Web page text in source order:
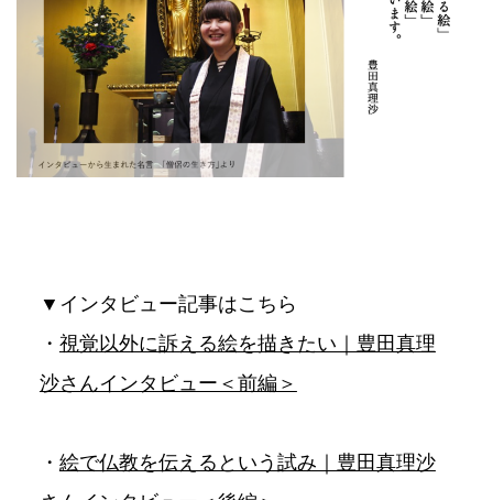
▼インタビュー記事はこちら
・ 視覚以外に訴える絵を描きたい｜豊田真理
沙さんインタビュー＜前編＞
・ 絵で仏教を伝えるという試み｜豊田真理沙